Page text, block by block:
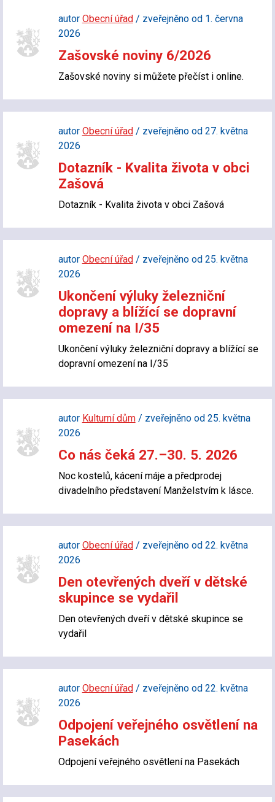
autor Obecní úřad/ zveřejněno od 1. června
2026
Zašovské noviny 6/2026
Zašovské noviny si můžete přečíst i online.
autor Obecní úřad/ zveřejněno od 27. května
2026
Dotazník - Kvalita života v obci
Zašová
Dotazník - Kvalita života v obci Zašová
autor Obecní úřad/ zveřejněno od 25. května
2026
Ukončení výluky železniční
dopravy a blížící se dopravní
omezení na I/35
Ukončení výluky železniční dopravy a blížící se
dopravní omezení na I/35
autor Kulturní dům/ zveřejněno od 25. května
2026
Co nás čeká 27.–30. 5. 2026
Noc kostelů, kácení máje a předprodej
divadelního představení Manželstvím k lásce.
autor Obecní úřad/ zveřejněno od 22. května
2026
Den otevřených dveří v dětské
skupince se vydařil
Den otevřených dveří v dětské skupince se
vydařil
autor Obecní úřad/ zveřejněno od 22. května
2026
Odpojení veřejného osvětlení na
Pasekách
Odpojení veřejného osvětlení na Pasekách